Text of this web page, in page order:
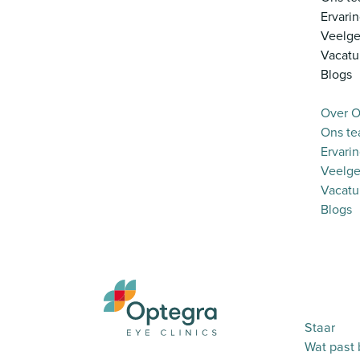
Blogs
Over
Ons
Blogs
Staar
Wat past